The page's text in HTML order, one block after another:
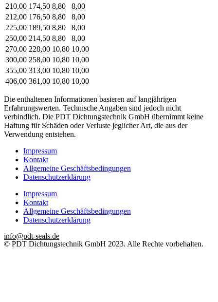
210,00 174,50 8,80
8,00
212,00 176,50 8,80
8,00
225,00 189,50 8,80
8,00
250,00 214,50 8,80
8,00
270,00 228,00 10,80 10,00
300,00 258,00 10,80 10,00
355,00 313,00 10,80 10,00
406,00 361,00 10,80 10,00
Die enthaltenen Informationen basieren auf langjährigen
Erfahrungswerten. Technische Angaben sind jedoch nicht
verbindlich. Die PDT Dichtungstechnik GmbH übernimmt keine
Haftung für Schäden oder Verluste jeglicher Art, die aus der
Verwendung entstehen.
Impressum
Kontakt
Allgemeine Geschäftsbedingungen
Datenschutzerklärung
Impressum
Kontakt
Allgemeine Geschäftsbedingungen
Datenschutzerklärung
info@pdt-seals.de
© PDT Dichtungstechnik GmbH 2023. Alle Rechte vorbehalten.